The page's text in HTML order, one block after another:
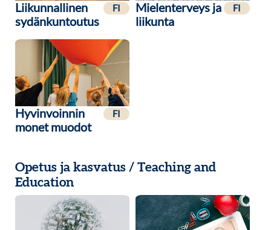
FI
Liikunnallinen
sydänkuntoutus
FI
Mielenterveys ja
liikunta
FI
Hyvinvoinnin
monet muodot
Opetus ja kasvatus / Teaching and
Education